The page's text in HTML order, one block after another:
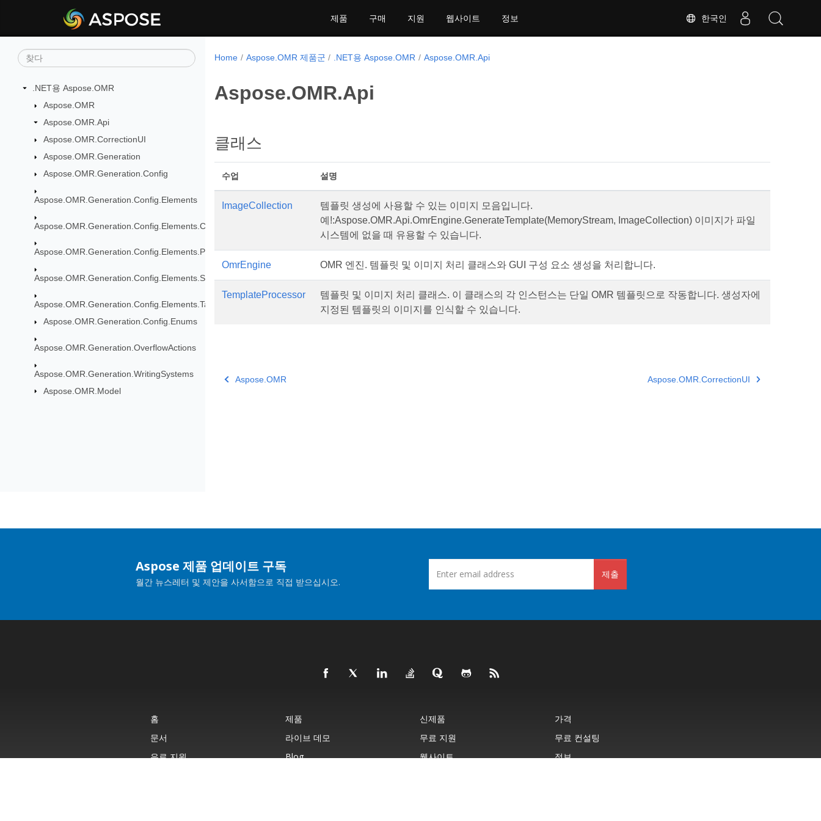
한국인
제품 구매 지원 웹사이트 정보
.NET용 Aspose.OMR
Aspose.OMR
Aspose.OMR.Api
Aspose.OMR.CorrectionUI
Aspose.OMR.Generation
Aspose.OMR.Generation.Config
Aspose.OMR.Generation.Config.Elements
Aspose.OMR.Generation.Config.Elements.CustomAnswerSheet
Aspose.OMR.Generation.Config.Elements.Parents
Aspose.OMR.Generation.Config.Elements.ScoreGroup
Aspose.OMR.Generation.Config.Elements.Table
Aspose.OMR.Generation.Config.Enums
Aspose.OMR.Generation.OverflowActions
Aspose.OMR.Generation.WritingSystems
Aspose.OMR.Model
Home Aspose.OMR 제품군 .NET용 Aspose.OMR Aspose.OMR.Api
Aspose.OMR.Api
클래스
수업 설명
ImageCollection
템플릿 생성에 사용할 수 있는 이미지 모음입니다.
예!:Aspose.OMR.Api.OmrEngine.GenerateTemplate(MemoryStream, ImageCollection) 이미지가 파일
시스템에 없을 때 유용할 수 있습니다.
OmrEngine OMR 엔진. 템플릿 및 이미지 처리 클래스와 GUI 구성 요소 생성을 처리합니다.
TemplateProcessor
템플릿 및 이미지 처리 클래스. 이 클래스의 각 인스턴스는 단일 OMR 템플릿으로 작동합니다. 생성자에
지정된 템플릿의 이미지를 인식할 수 있습니다.
Aspose.OMR Aspose.OMR.CorrectionUI
Aspose 제품 업데이트 구독
월간 뉴스레터 및 제안을 사서함으로 직접 받으십시오.
제출
홈 제품 신제품
가격
문서
라이브 데모 무료 지원
무료 컨설팅
유료 지원
Blog 웹사이트 정보